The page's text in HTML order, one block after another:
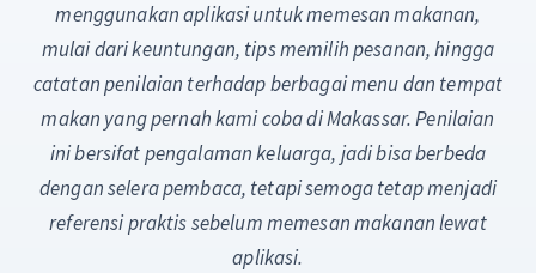
menggunakan aplikasi untuk memesan makanan,
mulai dari keuntungan, tips memilih pesanan, hingga
catatan penilaian terhadap berbagai menu dan tempat
makan yang pernah kami coba di Makassar. Penilaian
ini bersifat pengalaman keluarga, jadi bisa berbeda
dengan selera pembaca, tetapi semoga tetap menjadi
referensi praktis sebelum memesan makanan lewat
aplikasi.